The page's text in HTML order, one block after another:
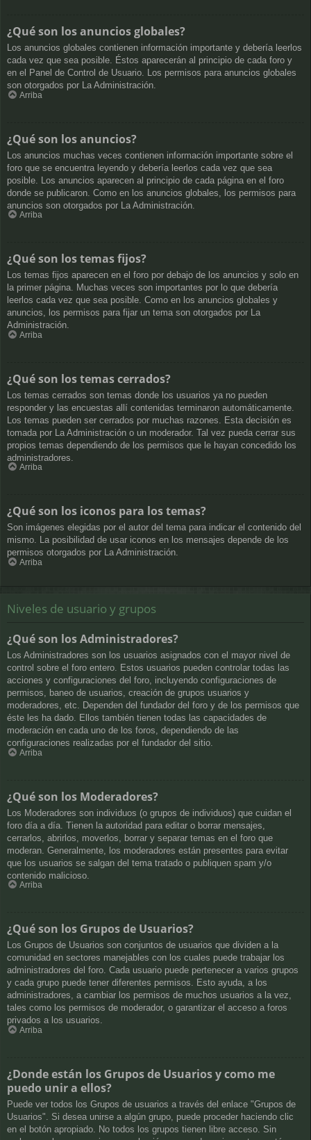
¿Qué son los anuncios globales?
Los anuncios globales contienen información importante y debería leerlos
cada vez que sea posible. Éstos aparecerán al principio de cada foro y
en el Panel de Control de Usuario. Los permisos para anuncios globales
son otorgados por La Administración.
Arriba
¿Qué son los anuncios?
Los anuncios muchas veces contienen información importante sobre el
foro que se encuentra leyendo y debería leerlos cada vez que sea
posible. Los anuncios aparecen al principio de cada página en el foro
donde se publicaron. Como en los anuncios globales, los permisos para
anuncios son otorgados por La Administración.
Arriba
¿Qué son los temas fijos?
Los temas fijos aparecen en el foro por debajo de los anuncios y solo en
la primer página. Muchas veces son importantes por lo que debería
leerlos cada vez que sea posible. Como en los anuncios globales y
anuncios, los permisos para fijar un tema son otorgados por La
Administración.
Arriba
¿Qué son los temas cerrados?
Los temas cerrados son temas donde los usuarios ya no pueden
responder y las encuestas allí contenidas terminaron automáticamente.
Los temas pueden ser cerrados por muchas razones. Esta decisión es
tomada por La Administración o un moderador. Tal vez pueda cerrar sus
propios temas dependiendo de los permisos que le hayan concedido los
administradores.
Arriba
¿Qué son los iconos para los temas?
Son imágenes elegidas por el autor del tema para indicar el contenido del
mismo. La posibilidad de usar iconos en los mensajes depende de los
permisos otorgados por La Administración.
Arriba
Niveles de usuario y grupos
¿Qué son los Administradores?
Los Administradores son los usuarios asignados con el mayor nivel de
control sobre el foro entero. Estos usuarios pueden controlar todas las
acciones y configuraciones del foro, incluyendo configuraciones de
permisos, baneo de usuarios, creación de grupos usuarios y
moderadores, etc. Dependen del fundador del foro y de los permisos que
éste les ha dado. Ellos también tienen todas las capacidades de
moderación en cada uno de los foros, dependiendo de las
configuraciones realizadas por el fundador del sitio.
Arriba
¿Qué son los Moderadores?
Los Moderadores son individuos (o grupos de individuos) que cuidan el
foro día a día. Tienen la autoridad para editar o borrar mensajes,
cerrarlos, abrirlos, moverlos, borrar y separar temas en el foro que
moderan. Generalmente, los moderadores están presentes para evitar
que los usuarios se salgan del tema tratado o publiquen spam y/o
contenido malicioso.
Arriba
¿Qué son los Grupos de Usuarios?
Los Grupos de Usuarios son conjuntos de usuarios que dividen a la
comunidad en sectores manejables con los cuales puede trabajar los
administradores del foro. Cada usuario puede pertenecer a varios grupos
y cada grupo puede tener diferentes permisos. Esto ayuda, a los
administradores, a cambiar los permisos de muchos usuarios a la vez,
tales como los permisos de moderador, o garantizar el acceso a foros
privados a los usuarios.
Arriba
¿Donde están los Grupos de Usuarios y como me
puedo unir a ellos?
Puede ver todos los Grupos de usuarios a través del enlace "Grupos de
Usuarios". Si desea unirse a algún grupo, puede proceder haciendo clic
en el botón apropiado. No todos los grupos tienen libre acceso. Sin